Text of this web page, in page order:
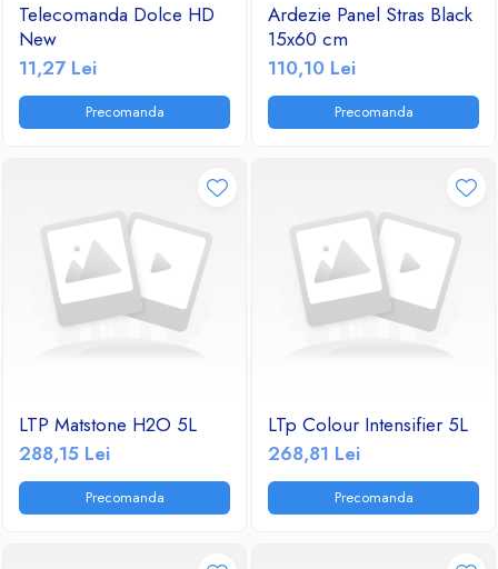
Telecomanda Dolce HD
New
11,27 Lei
Precomanda
Ardezie Panel Stras Black
15x60 cm
110,10 Lei
Precomanda
LTP Matstone H2O 5L
288,15 Lei
Precomanda
LTp Colour Intensifier 5L
268,81 Lei
Precomanda